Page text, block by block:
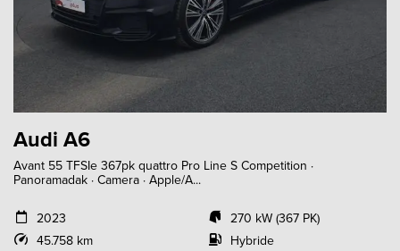
Audi A6
Avant 55 TFSIe 367pk quattro Pro Line S Competition ·
Panoramadak · Camera · Apple/A...
2023
45.758 km
270 kW (367 PK)
Hybride